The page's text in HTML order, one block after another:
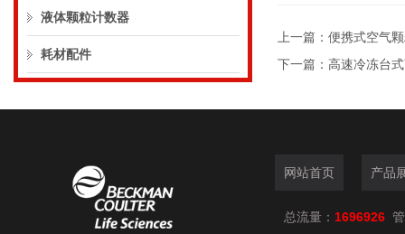
液体颗粒计数器
耗材配件
上一篇： 便携式空气
下一篇： 高速冷冻台
网站首页 产品
总流量： 1696926